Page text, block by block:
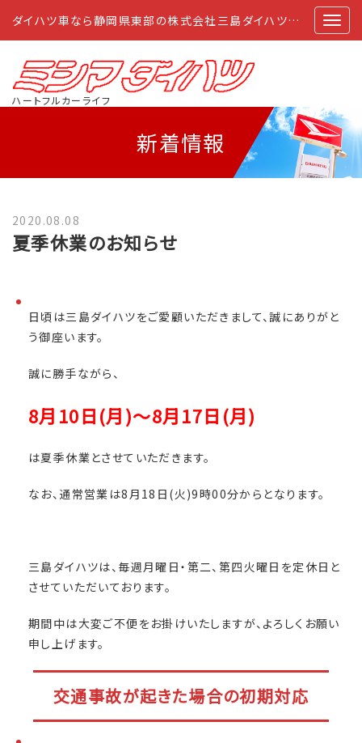
ダイハツ車なら静岡県東部の株式会社三島ダイハツにおまかせ
ハートフルカーライフ
新着情報
2020.08.08
夏季休業のお知らせ
日頃は三島ダイハツをご愛顧いただきまして、誠にありがと
う御座います。
誠に勝手ながら、
8月10日(月)～8月17日(月)
は夏季休業とさせていただきます。
なお、通常営業は8月18日(火)9時00分からとなります。
三島ダイハツは、毎週月曜日・第二、第四火曜日を定休日と
させていただいております。
期間中は大変ご不便をお掛けいたしますが、よろしくお願い
申し上げます。
交通事故が起きた場合の初期対応